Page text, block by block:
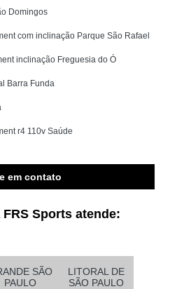
Domingos
com inclinação Parque São Rafael
inclinação Freguesia do Ó
Barra Funda
r4 110v Saúde
em contato
Sports atende:
SÃO
PAULO
LITORAL DE
SÃO PAULO